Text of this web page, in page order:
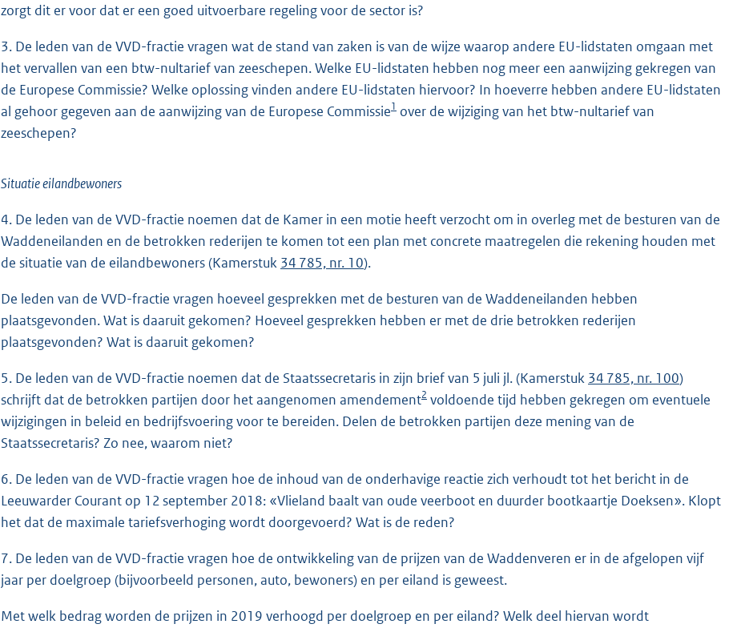
zorgt dit er voor dat er een goed uitvoerbare regeling voor de sector is?
3. De leden van de VVD-fractie vragen wat de stand van zaken is van de wijze waarop andere EU-lidstaten omgaan met
het vervallen van een btw-nultarief van zeeschepen. Welke EU-lidstaten hebben nog meer een aanwijzing gekregen van
de Europese Commissie? Welke oplossing vinden andere EU-lidstaten hiervoor? In hoeverre hebben andere EU-lidstaten
al gehoor gegeven aan de aanwijzing van de Europese Commissie1 over de wijziging van het btw-nultarief van
zeeschepen?
Situatie eilandbewoners
4. De leden van de VVD-fractie noemen dat de Kamer in een motie heeft verzocht om in overleg met de besturen van de
Waddeneilanden en de betrokken rederijen te komen tot een plan met concrete maatregelen die rekening houden met
de situatie van de eilandbewoners (Kamerstuk 34 785, nr. 10).
De leden van de VVD-fractie vragen hoeveel gesprekken met de besturen van de Waddeneilanden hebben
plaatsgevonden. Wat is daaruit gekomen? Hoeveel gesprekken hebben er met de drie betrokken rederijen
plaatsgevonden? Wat is daaruit gekomen?
5. De leden van de VVD-fractie noemen dat de Staatssecretaris in zijn brief van 5 juli jl. (Kamerstuk 34 785, nr. 100)
schrijft dat de betrokken partijen door het aangenomen amendement2 voldoende tijd hebben gekregen om eventuele
wijzigingen in beleid en bedrijfsvoering voor te bereiden. Delen de betrokken partijen deze mening van de
Staatssecretaris? Zo nee, waarom niet?
6. De leden van de VVD-fractie vragen hoe de inhoud van de onderhavige reactie zich verhoudt tot het bericht in de
Leeuwarder Courant op 12 september 2018: «Vlieland baalt van oude veerboot en duurder bootkaartje Doeksen». Klopt
het dat de maximale tariefsverhoging wordt doorgevoerd? Wat is de reden?
7. De leden van de VVD-fractie vragen hoe de ontwikkeling van de prijzen van de Waddenveren er in de afgelopen vijf
jaar per doelgroep (bijvoorbeeld personen, auto, bewoners) en per eiland is geweest.
Met welk bedrag worden de prijzen in 2019 verhoogd per doelgroep en per eiland? Welk deel hiervan wordt